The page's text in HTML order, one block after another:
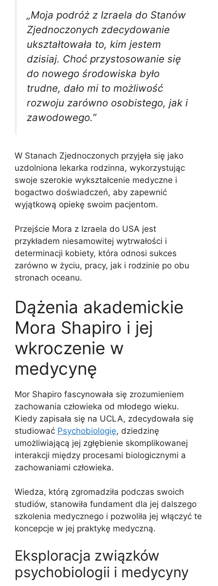
„Moja podróż z Izraela do Stanów
Zjednoczonych zdecydowanie
ukształtowała to, kim jestem
dzisiaj. Choć przystosowanie się
do nowego środowiska było
trudne, dało mi to możliwość
rozwoju zarówno osobistego, jak i
zawodowego.”
W Stanach Zjednoczonych przyjęła się jako
uzdolniona lekarka rodzinna, wykorzystując
swoje szerokie wykształcenie medyczne i
bogactwo doświadczeń, aby zapewnić
wyjątkową opiekę swoim pacjentom.
Przejście Mora z Izraela do USA jest
przykładem niesamowitej wytrwałości i
determinacji kobiety, która odnosi sukces
zarówno w życiu, pracy, jak i rodzinie po obu
stronach oceanu.
Dążenia akademickie
Mora Shapiro i jej
wkroczenie w
medycynę
Mor Shapiro fascynowała się zrozumieniem
zachowania człowieka od młodego wieku.
Kiedy zapisała się na UCLA, zdecydowała się
studiować Psychobiologię, dziedzinę
umożliwiającą jej zgłębienie skomplikowanej
interakcji między procesami biologicznymi a
zachowaniami człowieka.
Wiedza, którą zgromadziła podczas swoich
studiów, stanowiła fundament dla jej dalszego
szkolenia medycznego i pozwoliła jej włączyć te
koncepcje w jej praktykę medyczną.
Eksploracja związków
psychobiologii i medycyny